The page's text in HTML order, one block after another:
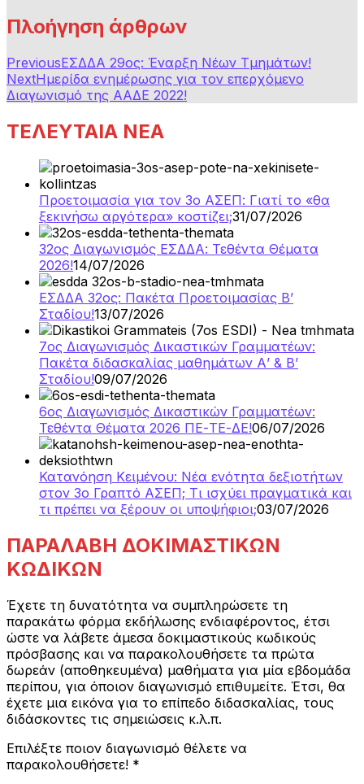
Πλοήγηση άρθρων
PreviousΕΣΔΔΑ 29ος: Έναρξη Νέων Τμημάτων!
NextΗμερίδα ενημέρωσης για τον επερχόμενο
Διαγωνισμό της ΑΑΔΕ 2022!
ΤΕΛΕΥΤΑΙΑ ΝΕΑ
Προετοιμασία για τον 3ο ΑΣΕΠ: Γιατί το «θα
ξεκινήσω αργότερα» κοστίζει;31/07/2026
32ος Διαγωνισμός ΕΣΔΔΑ: Τεθέντα Θέματα
2026!14/07/2026
ΕΣΔΔΑ 32ος: Πακέτα Προετοιμασίας Β’
Σταδίου!13/07/2026
7ος Διαγωνισμός Δικαστικών Γραμματέων:
Πακέτα διδασκαλίας μαθημάτων Α’ & Β’
Σταδίου!09/07/2026
6ος Διαγωνισμός Δικαστικών Γραμματέων:
Τεθέντα Θέματα 2026 ΠΕ-ΤΕ-ΔΕ!06/07/2026
Κατανόηση Κειμένου: Νέα ενότητα δεξιοτήτων
στον 3ο Γραπτό ΑΣΕΠ; Τι ισχύει πραγματικά και
τι πρέπει να ξέρουν οι υποψήφιοι;03/07/2026
ΠΑΡΑΛΑΒΗ ΔΟΚΙΜΑΣΤΙΚΩΝ
ΚΩΔΙΚΩΝ
Έχετε τη δυνατότητα να συμπληρώσετε τη
παρακάτω φόρμα εκδήλωσης ενδιαφέροντος, έτσι
ώστε να λάβετε άμεσα δοκιμαστικούς κωδικούς
πρόσβασης και να παρακολουθήσετε τα πρώτα
δωρεάν (αποθηκευμένα) μαθήματα για μία εβδομάδα
περίπου, για όποιον διαγωνισμό επιθυμείτε. Έτσι, θα
έχετε μια εικόνα για το επίπεδο διδασκαλίας, τους
διδάσκοντες τις σημειώσεις κ.λ.π.
EMAIL
ΜΗΝΥΜΑ
Επιλέξτε ποιον διαγωνισμό θέλετε να
παρακολουθήσετε! *